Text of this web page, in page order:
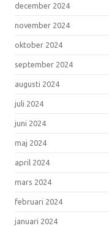
december 2024
november 2024
oktober 2024
september 2024
augusti 2024
juli 2024
juni 2024
maj 2024
april 2024
mars 2024
februari 2024
januari 2024